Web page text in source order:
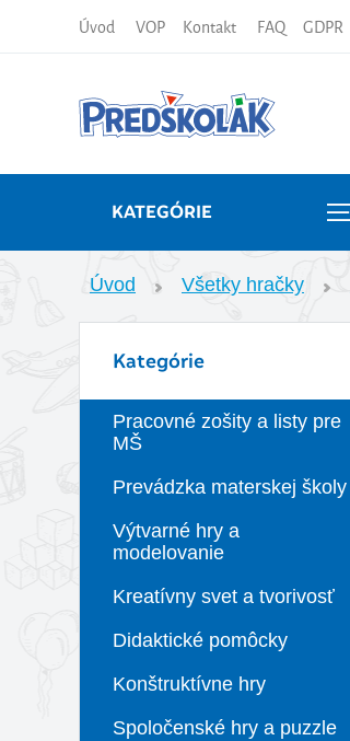
Úvod VOP Kontakt FAQ GDPR
KATEGÓRIE
Úvod Všetky hračky
Kategórie
Pracovné zošity a listy pre
MŠ
Prevádzka materskej školy
Výtvarné hry a
modelovanie
Kreatívny svet a tvorivosť
Didaktické pomôcky
Konštruktívne hry
Spoločenské hry a puzzle